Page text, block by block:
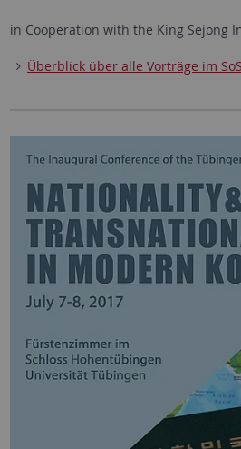
in Cooperation with the King Sejong
Überblick über alle Vorträge im